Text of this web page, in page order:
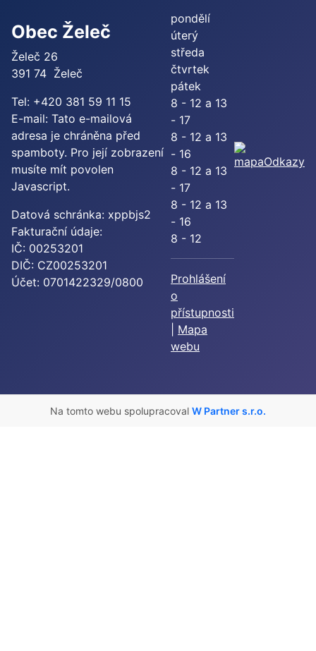
Obec Želeč
Želeč 26
391 74 Želeč
Tel: +420 381 59 11 15
E-mail: Tato e-mailová
adresa je chráněna před
spamboty. Pro její zobrazení
musíte mít povolen
Javascript.
Datová schránka: xppbjs2
Fakturační údaje:
IČ: 00253201
DIČ: CZ00253201
Účet: 0701422329/0800
pondělí
úterý
středa
čtvrtek
pátek
8 - 12 a 13
- 17
8 - 12 a 13
- 16
8 - 12 a 13
- 17
8 - 12 a 13
- 16
8 - 12
Prohlášení
o
přístupnosti
Mapa
webu
Odkazy
Na tomto webu spolupracoval W Partner s.r.o.